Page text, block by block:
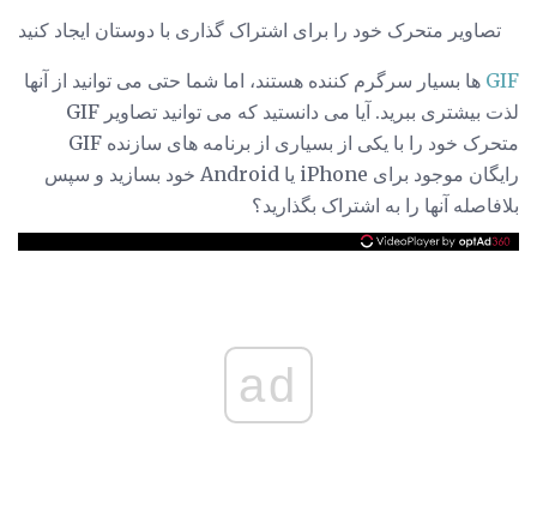
تصاویر متحرک خود را برای اشتراک گذاری با دوستان ایجاد کنید
GIF ها بسیار سرگرم کننده هستند، اما شما حتی می توانید از آنها
لذت بیشتری ببرید. آیا می دانستید که می توانید تصاویر GIF
متحرک خود را با یکی از بسیاری از برنامه های سازنده GIF
رایگان موجود برای iPhone یا Android خود بسازید و سپس
بلافاصله آنها را به اشتراک بگذارید؟
ad